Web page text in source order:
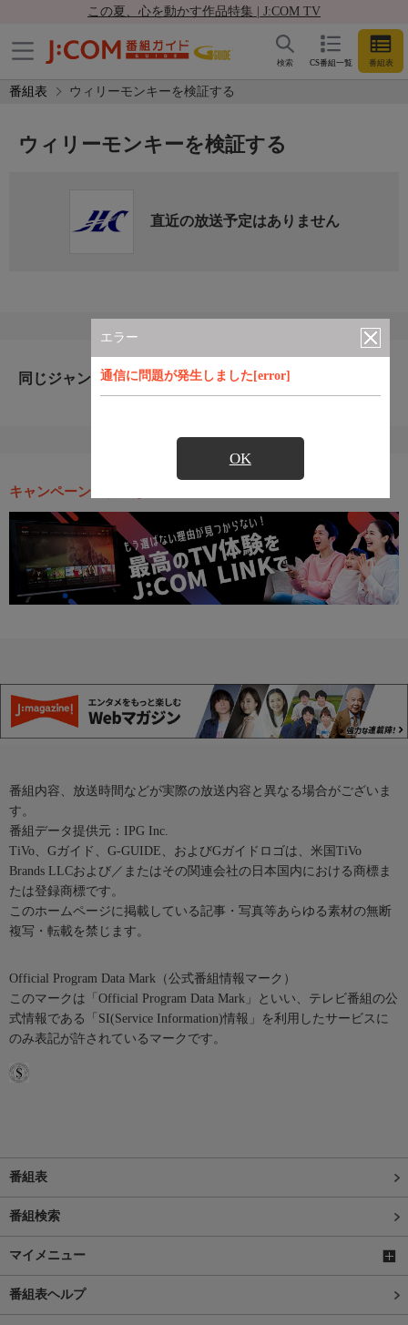
この夏、心を動かす作品特集 | J:COM TV
CS番組一覧 番組表
検索
番組表 ウィリーモンキーを検証する
エラー
通信に問題が発生しました[error]
OK
ウィリーモンキーを検証する
直近の放送予定はありません
同じジャンルのおすすめ番組
キャンペーン・お得な情報
番組内容、放送時間などが実際の放送内容と異なる場合がございま
す。
番組データ提供元：IPG Inc.
TiVo、Gガイド、G-GUIDE、およびGガイドロゴは、米国TiVo
Brands LLCおよび／またはその関連会社の日本国内における商標ま
たは登録商標です。
このホームページに掲載している記事・写真等あらゆる素材の無断
複写・転載を禁じます。
Official Program Data Mark（公式番組情報マーク）
このマークは「Official Program Data Mark」といい、テレビ番組の公
式情報である「SI(Service Information)情報」を利用したサービスに
のみ表記が許されているマークです。
番組表
番組検索
マイメニュー
番組表ヘルプ